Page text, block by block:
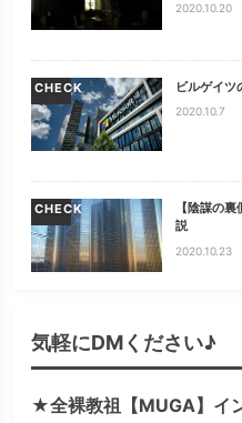
2020.10.20
CHECK ビルゲイツ
2020.10.7
CHECK
【陰謀の
説
2020.10.23
気軽にDMください♪
★全裸教祖【MUGA】イ